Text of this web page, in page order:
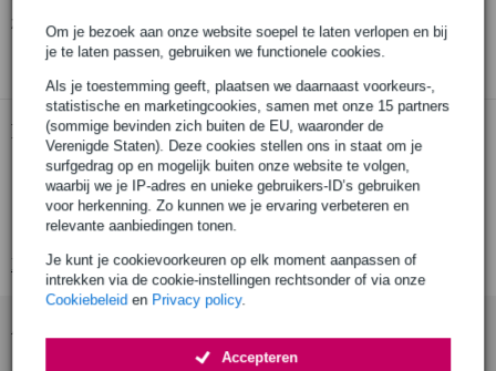
Om je bezoek aan onze website soepel te laten verlopen en bij
je te laten passen, gebruiken we functionele cookies.
Als je toestemming geeft, plaatsen we daarnaast voorkeurs-,
statistische en marketingcookies, samen met onze 15 partners
(sommige bevinden zich buiten de EU, waaronder de
Verenigde Staten). Deze cookies stellen ons in staat om je
surfgedrag op en mogelijk buiten onze website te volgen,
waarbij we je IP-adres en unieke gebruikers-ID’s gebruiken
voor herkenning. Zo kunnen we je ervaring verbeteren en
relevante aanbiedingen tonen.
Je kunt je cookievoorkeuren op elk moment aanpassen of
intrekken via de cookie-instellingen rechtsonder of via onze
Cookiebeleid en Privacy policy.
Accepteren
Twijfel je of de
zonder arm licht wit bij je past? Doe de check.
Start de check
Productinformatie
stevige microfoonstandaard
kleur: wit
materiaal: staal
Bekijk alle productspecificaties